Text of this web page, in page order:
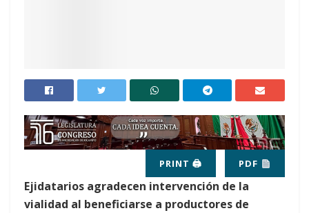
PRINT 🖨 PDF
Ejidatarios agradecen intervención de la
vialidad al beneficiarse a productores de